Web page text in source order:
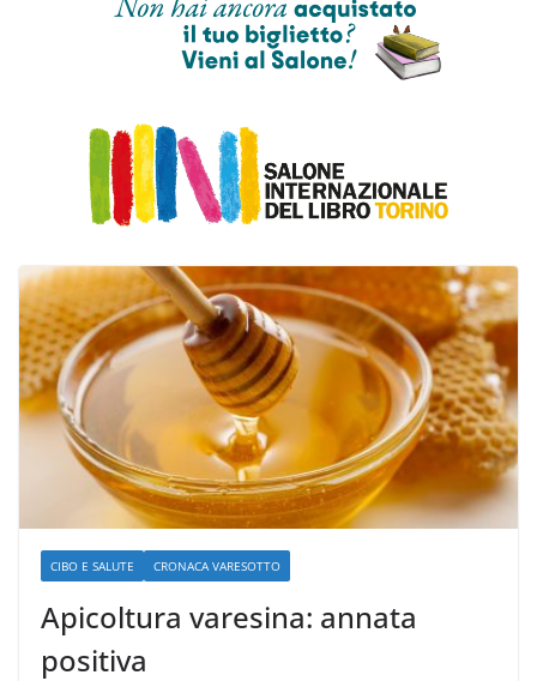
CIBO E SALUTE CRONACA VARESOTTO
Apicoltura varesina: annata
positiva